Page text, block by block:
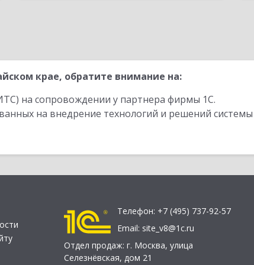
крае, обратите внимание на:
на сопровождении у партнера фирмы 1С.
на внедрение технологий и решений
Телефон: +7 (495) 737-92-57
Email: site_v8@1c.ru
Отдел продаж: г. Москва, улица
Селезнёвская, дом 21